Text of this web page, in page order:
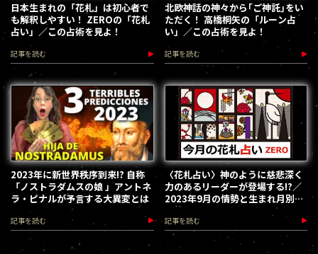
日本生まれの「花札」は初心者で
も解釈しやすい！ ZEROの「花札
占い」／この占術を見よ！
記事を読む
北欧神話の神々から｢ご神託｣をい
ただく！ 高橋桐矢の「ルーン占
い」／この占術を見よ！
記事を読む
2023年に新世界秩序到来!? 自称
「ノストラダムスの娘 」アントネ
ラ・ピナルが予言する大異変とは
記事を読む
〈花札占い〉神のように慈悲深く
力のあるリーダーが登場する!?／
2023年9月の情勢と生まれ月別の
運勢
記事を読む